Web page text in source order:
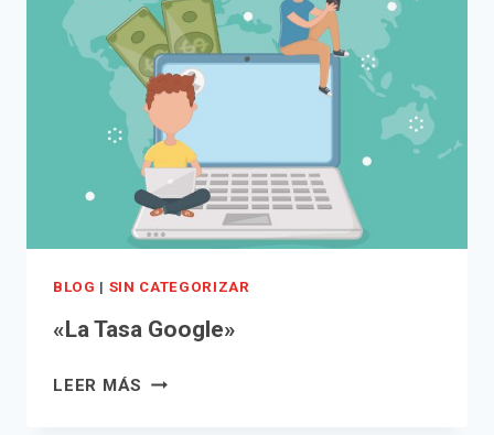
BLOG | SIN CATEGORIZAR
«La Tasa Google»
LEER MÁS «LA